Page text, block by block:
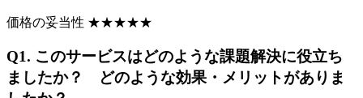
価格の妥当性 ★★★★★
Q1. このサービスはどのような課題解決に役立ち
ましたか？ どのような効果・メリットがありま